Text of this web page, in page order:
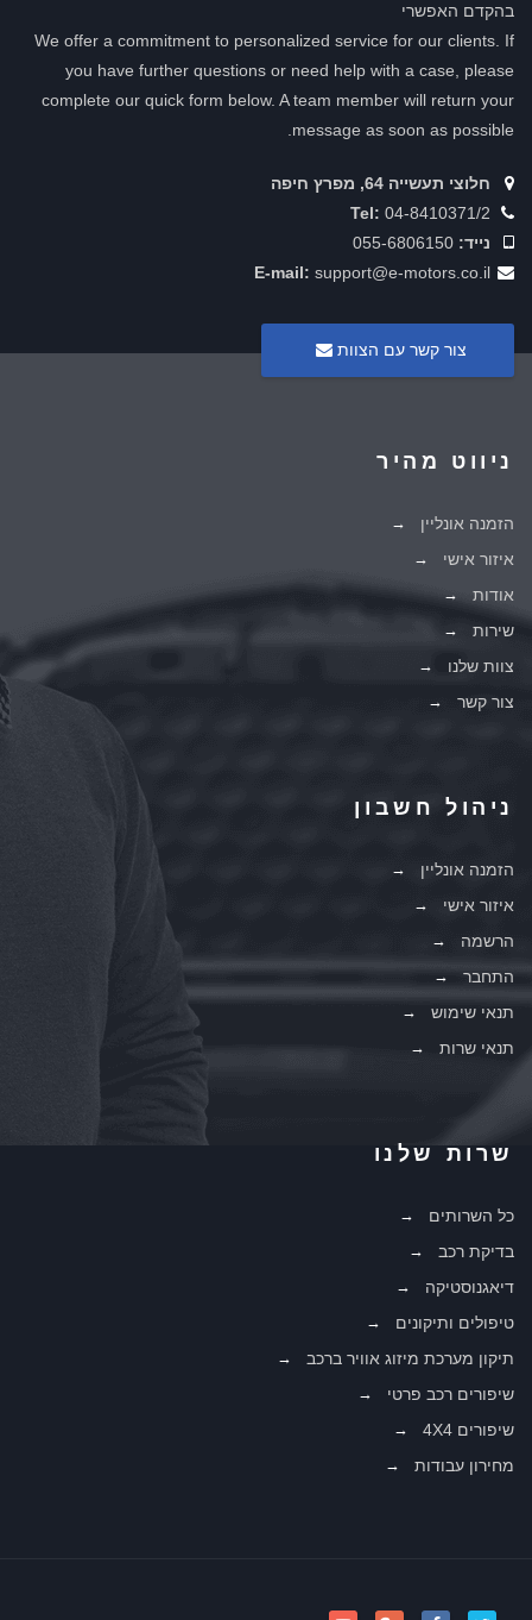
בהקדם האפשרי
We offer a commitment to personalized service for our clients. If
you have further questions or need help with a case, please
complete our quick form below. A team member will return your
message as soon as possible.
חלוצי תעשייה 64, מפרץ חיפה
Tel: 04-8410371/2
נייד: 055-6806150
E-mail: support@e-motors.co.il
צור קשר עם הצוות
ניווט מהיר
הזמנה אונליין
איזור אישי
אודות
שירות
צוות שלנו
צור קשר
ניהול חשבון
הזמנה אונליין
איזור אישי
הרשמה
התחבר
תנאי שימוש
תנאי שרות
שרות שלנו
כל השרותים
בדיקת רכב
דיאגנוסטיקה
טיפולים ותיקונים
תיקון מערכת מיזוג אוויר ברכב
שיפורים רכב פרטי
שיפורים 4X4
מחירון עבודות